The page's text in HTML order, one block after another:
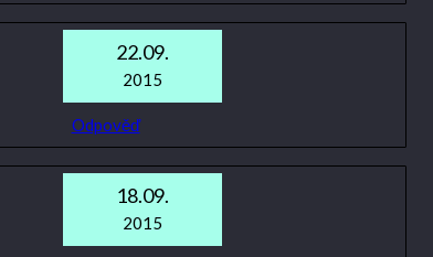
22.09.
2015
Odpověď
18.09.
2015